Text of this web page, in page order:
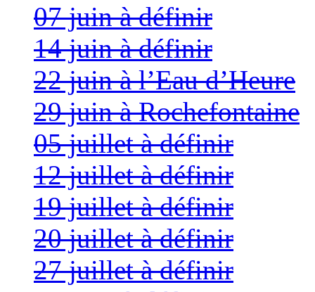
07 juin à définir
14 juin à définir
22 juin à l’Eau d’Heure
29 juin à Rochefontaine
05 juillet à définir
12 juillet à définir
19 juillet à définir
20 juillet à définir
27 juillet à définir